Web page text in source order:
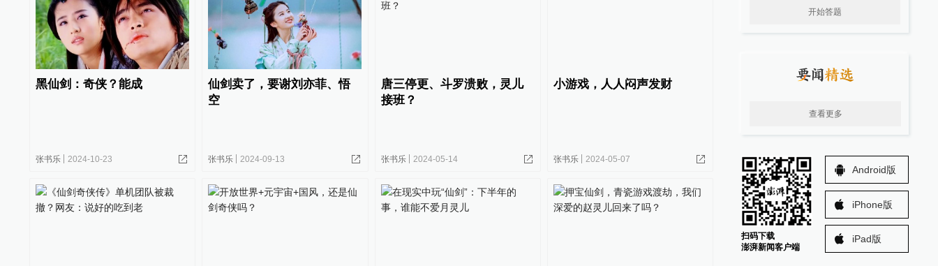
黑仙剑：奇侠？能成
张书乐 2024-10-23
仙剑卖了，要谢刘亦菲、悟
空
张书乐 2024-09-13
唐三停更、斗罗溃败，灵儿
接班？
张书乐 2024-05-14
小游戏，人人闷声发财
张书乐 2024-05-07
开始答题
查看更多
扫码下载
澎湃新闻客户端
Android版
iPhone版
iPad版